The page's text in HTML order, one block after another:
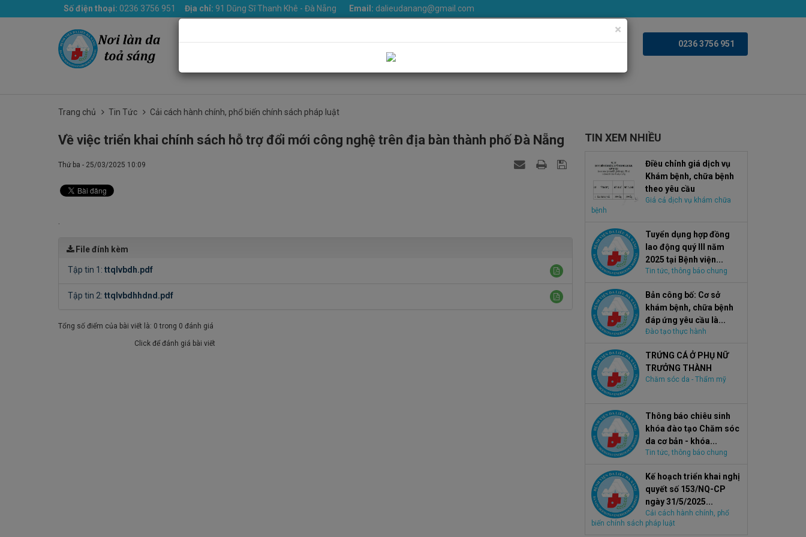
Số điện thoại: 0236 3756 951 Địa chỉ: 91 Dũng Sĩ Thanh Khê - Đà Nẵng Email: dalieudanang@gmail.com
Trang chủ Giới thiệu Khoa phòng Dịch vụ Tin Tức Văn bản Thư viện ảnh Videoclips 0236 3756 951
Trang chủ Tin Tức Cải cách hành chính, phổ biến chính sách pháp luật
Về việc triển khai chính sách hỗ trợ đổi mới công nghệ trên địa bàn thành phố Đà Nẵng
Thứ ba - 25/03/2025 10:09
File đính kèm
Tập tin 1: ttqlvbdh.pdf
Tập tin 2: ttqlvbdhhdnd.pdf
Tổng số điểm của bài viết là: 0 trong 0 đánh giá
Click để đánh giá bài viết
TIN XEM NHIỀU
Điều chỉnh giá dịch vụ
Khám bệnh, chữa bệnh
theo yêu cầu
Giá cả dịch vụ khám chữa
bệnh
Tuyển dụng hợp đồng
lao động quý III năm
2025 tại Bệnh viện...
Tin tức, thông báo chung
Bản công bố: Cơ sở
khám bệnh, chữa bệnh
đáp ứng yêu cầu là...
Đào tạo thực hành
TRỨNG CÁ Ở PHỤ NỮ
TRƯỞNG THÀNH
Chăm sóc da - Thẩm mỹ
Thông báo chiêu sinh
khóa đào tạo Chăm sóc
da cơ bản - khóa...
Tin tức, thông báo chung
Kế hoạch triển khai nghị
quyết số 153/NQ-CP
ngày 31/5/2025...
Cải cách hành chính, phổ
biến chính sách pháp luật
×